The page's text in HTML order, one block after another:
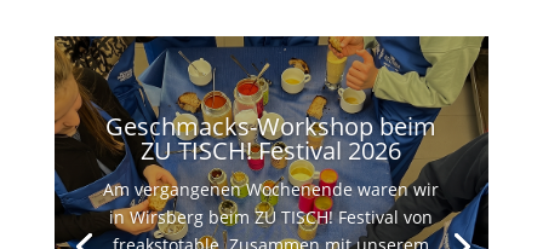
Geschmacks-Workshop beim
ZU TISCH! Festival 2026
Am vergangenen Wochenende waren wir
in Wirsberg beim ZU TISCH! Festival von